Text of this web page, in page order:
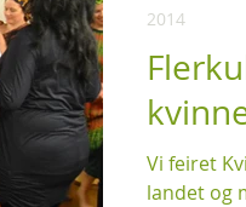
Vi feiret
landet og
2014